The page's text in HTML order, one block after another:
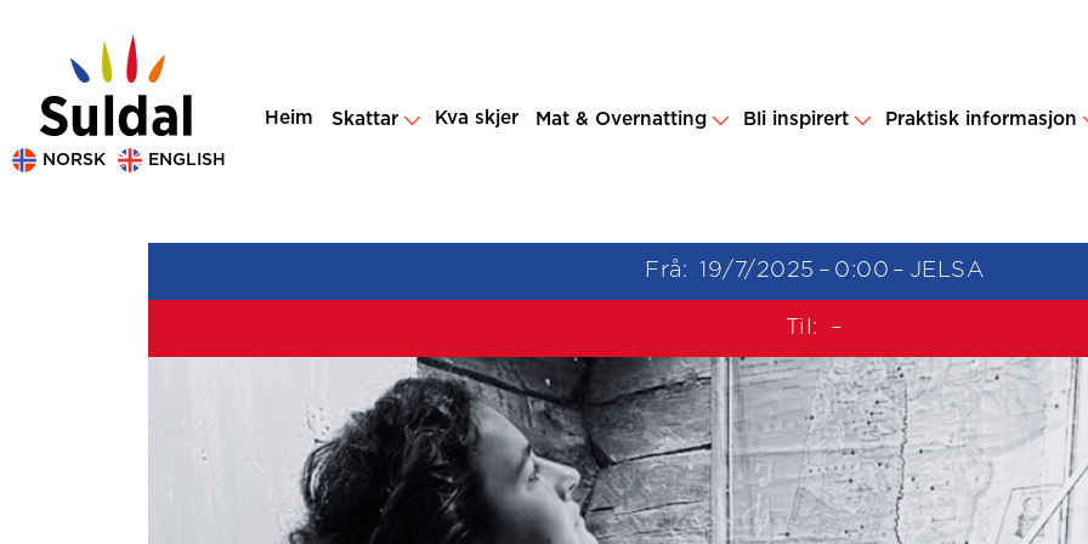
Heim Skattar Kva skjer Mat & Overnatting Bli inspirert Praktisk informasjon
NORSK ENGLISH
Frå: 19/7/2025 – 0:00 – JELSA
Til: –